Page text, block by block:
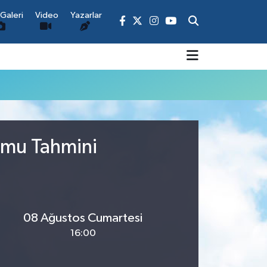
Video Yazarlar
Tahmini
08 Ağustos Cumartesi
16:00